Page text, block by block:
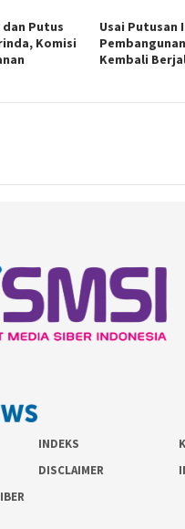
dan Putus
Komisi
Usai Putusan
Kembali
INDEKS
DISCLAIMER